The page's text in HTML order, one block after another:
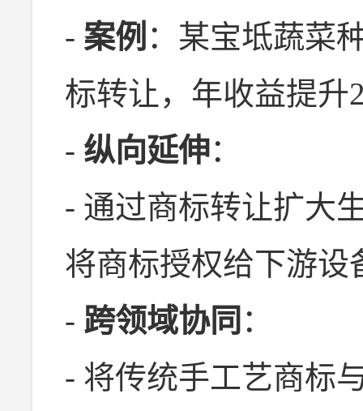
- 案例 ：某宝坻蔬菜
标转让，年收益提升
- 纵向延伸：
- 通过商标转让扩大
将商标授权给下游设
- 跨领域协同 ：
- 将传统手工艺商标